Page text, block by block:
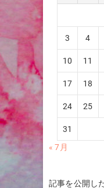
3 4
10 11
17 18
24 25
31
« 7月
記事を公開し